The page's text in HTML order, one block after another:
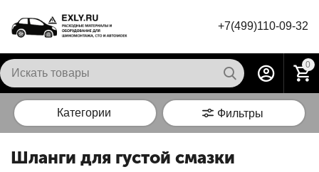
+7(499)110-09-32
0
Категории Фильтры
Шланги для густой смазки